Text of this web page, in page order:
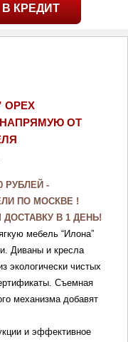
ОРЕХ
ОТ
РУБЛЕЙ -
ПО МОСКВЕ !
В 1 ДЕНЬ!
мебель “Илона”
Диваны и кресла
экологически чистых
Съемная
механизма добавят
и эффективное